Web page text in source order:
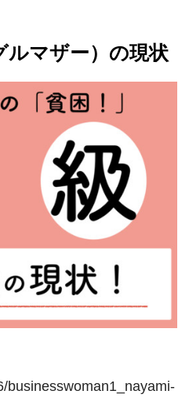
ルマザー）の現状
businesswoman1_nayami-